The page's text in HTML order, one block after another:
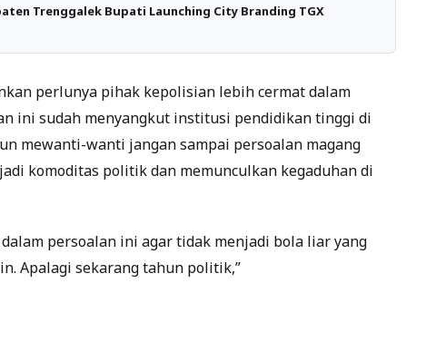
Trenggalek Bupati Launching City Branding TGX
perlunya pihak kepolisian lebih cermat dalam
ini sudah menyangkut institusi pendidikan tinggi di
mewanti-wanti jangan sampai persoalan magang
komoditas politik dan memunculkan kegaduhan di
persoalan ini agar tidak menjadi bola liar yang
Apalagi sekarang tahun politik,”